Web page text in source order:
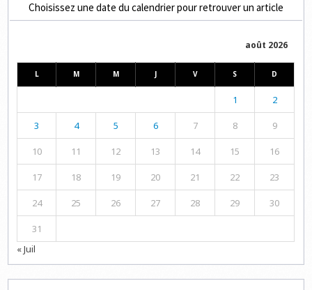
Choisissez une date du calendrier pour retrouver un article
août 2026
L M M J V S D
1 2
3 4 5 6 7 8 9
10 11 12 13 14 15 16
17 18 19 20 21 22 23
24 25 26 27 28 29 30
31
« Juil